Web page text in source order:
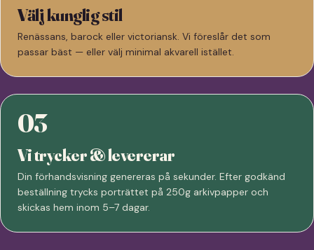
Välj kunglig stil
Renässans, barock eller victoriansk. Vi föreslår det som
passar bäst — eller välj minimal akvarell istället.
03
Vi trycker & levererar
Din förhandsvisning genereras på sekunder. Efter godkänd
beställning trycks porträttet på 250g arkivpapper och
skickas hem inom 5–7 dagar.